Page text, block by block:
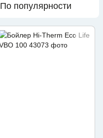
По популярности